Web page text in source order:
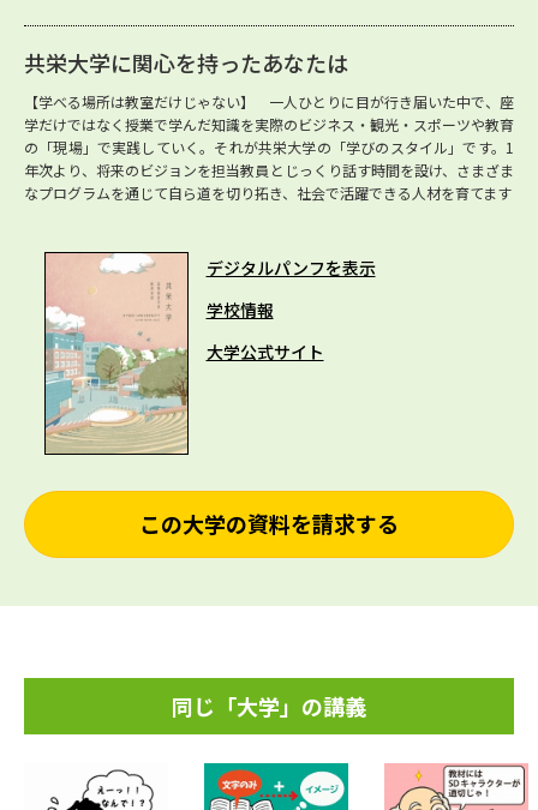
共栄大学に関心を持ったあなたは
【学べる場所は教室だけじゃない】 一人ひとりに目が行き届いた中で、座
学だけではなく授業で学んだ知識を実際のビジネス・観光・スポーツや教育
の「現場」で実践していく。それが共栄大学の「学びのスタイル」です。1
年次より、将来のビジョンを担当教員とじっくり話す時間を設け、さまざま
なプログラムを通じて自ら道を切り拓き、社会で活躍できる人材を育てます
デジタルパンフを表示
学校情報
大学公式サイト
この大学の資料を請求する
同じ「大学」の講義